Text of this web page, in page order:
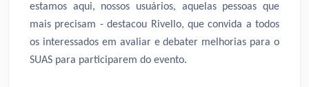
estamos aqui, nossos usuários, aquelas pessoas que
mais precisam - destacou Rivello, que convida a todos
os interessados em avaliar e debater melhorias para o
SUAS para participarem do evento.